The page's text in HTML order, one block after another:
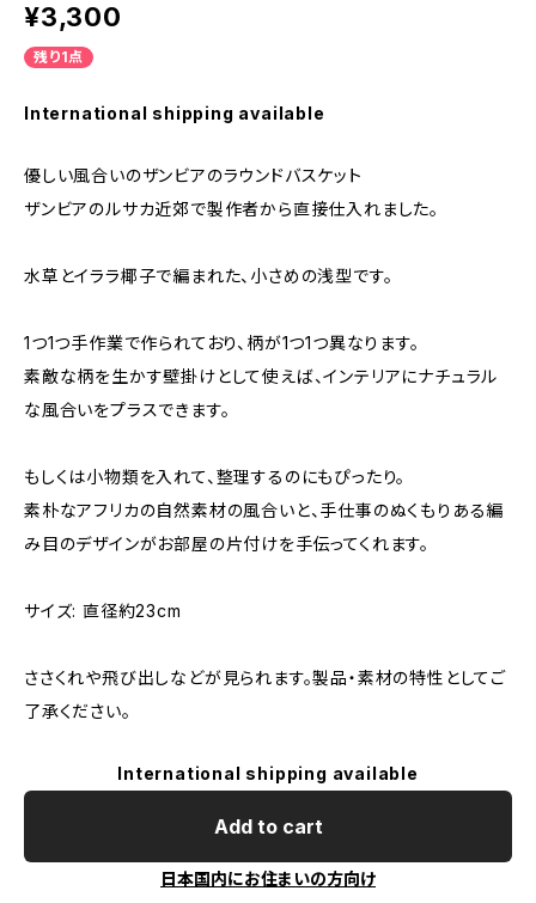
¥3,300
残り1点
International shipping available
優しい風合いのザンビアのラウンドバスケット
ザンビアのルサカ近郊で製作者から直接仕入れました。
水草とイララ椰子で編まれた、小さめの浅型です。
1つ1つ手作業で作られており、柄が1つ1つ異なります。
素敵な柄を生かす壁掛けとして使えば、インテリアにナチュラル
な風合いをプラスできます。
もしくは小物類を入れて、整理するのにもぴったり。
素朴なアフリカの自然素材の風合いと、手仕事のぬくもりある編
み目のデザインがお部屋の片付けを手伝ってくれます。
サイズ: 直径約23cm
ささくれや飛び出しなどが見られます。製品・素材の特性としてご
了承ください。
International shipping available
Add to cart
日本国内にお住まいの方向け